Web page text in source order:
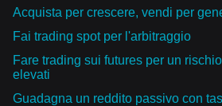
Acquista per crescere, vendi per
Fai trading spot per l'arbitraggio
Fare trading sui futures per un
elevati
Guadagna un reddito passivo con